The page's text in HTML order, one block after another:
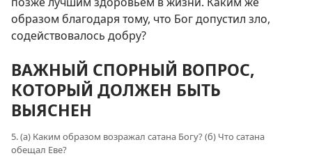
образом благодаря тому, что Бог допустил зло,
содействовалось добру?
ВАЖНЫЙ СПОРНЫЙ ВОПРОС,
КОТОРЫЙ ДОЛЖЕН БЫТЬ
ВЫЯСНЕН
5. (а) Каким образом возражал сатана Богу? (б) Что сатана
обещал Еве?